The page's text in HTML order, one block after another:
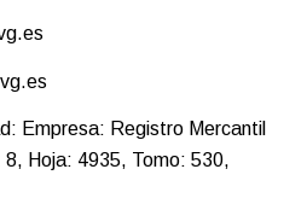
Empresa: Registro Mercantil
Hoja: 4935, Tomo: 530,